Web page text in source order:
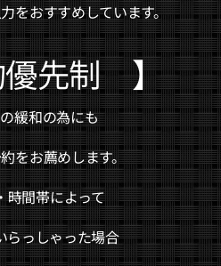
をおすすめしています。
先制 】
緩和の為にも
をお薦めします。
時間帯によって
らっしゃった場合